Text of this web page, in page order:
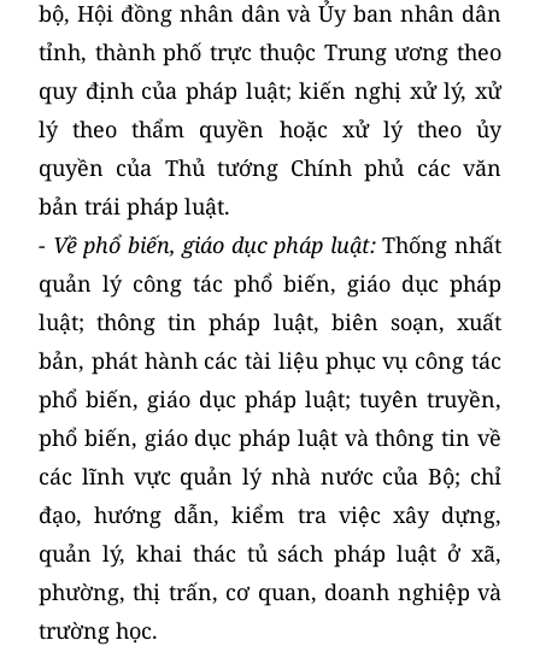
bộ, Hội đồng nhân dân và Ủy ban nhân dân
tỉnh, thành phố trực thuộc Trung ương theo
quy định của pháp luật; kiến nghị xử lý, xử
lý theo thẩm quyền hoặc xử lý theo ủy
quyền của Thủ tướng Chính phủ các văn
bản trái pháp luật.
- Về phổ biến, giáo dục pháp luật:Thống nhất
quản lý công tác phổ biến, giáo dục pháp
luật; thông tin pháp luật, biên soạn, xuất
bản, phát hành các tài liệu phục vụ công tác
phổ biến, giáo dục pháp luật; tuyên truyền,
phổ biến, giáo dục pháp luật và thông tin về
các lĩnh vực quản lý nhà nước của Bộ; chỉ
đạo, hướng dẫn, kiểm tra việc xây dựng,
quản lý, khai thác tủ sách pháp luật ở xã,
phường, thị trấn, cơ quan, doanh nghiệp và
trường học.